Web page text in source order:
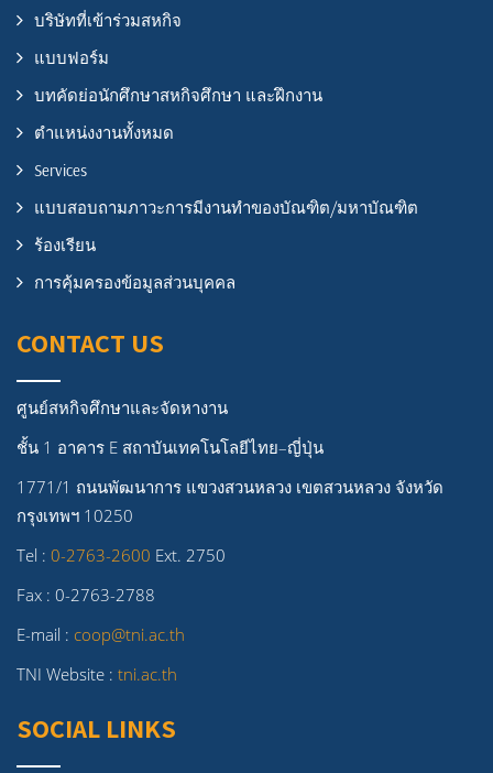
บริษัทที่เข้าร่วมสหกิจ
แบบฟอร์ม
บทคัดย่อนักศึกษาสหกิจศึกษา และฝึกงาน
ตำแหน่งงานทั้งหมด
Services
แบบสอบถามภาวะการมีงานทำของบัณฑิต/มหาบัณฑิต
ร้องเรียน
การคุ้มครองข้อมูลส่วนบุคคล
CONTACT US
ศูนย์สหกิจศึกษาและจัดหางาน
ชั้น 1 อาคาร E สถาบันเทคโนโลยีไทย–ญี่ปุ่น
1771/1 ถนนพัฒนาการ แขวงสวนหลวง เขตสวนหลวง จังหวัด
กรุงเทพฯ 10250
Tel : 0-2763-2600 Ext. 2750
Fax : 0-2763-2788
E-mail : coop@tni.ac.th
TNI Website : tni.ac.th
SOCIAL LINKS